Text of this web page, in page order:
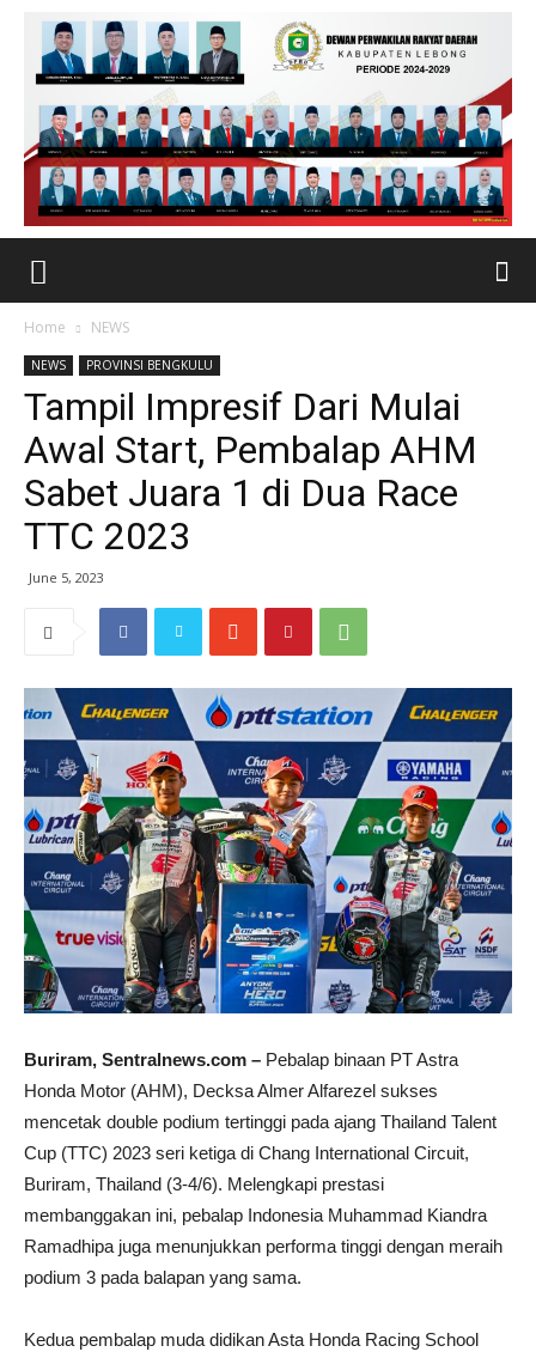
Home NEWS
NEWS PROVINSI BENGKULU
Tampil Impresif Dari Mulai
Awal Start, Pembalap AHM
Sabet Juara 1 di Dua Race
TTC 2023
June 5, 2023
Buriram, Sentralnews.com – Pebalap binaan PT Astra
Honda Motor (AHM), Decksa Almer Alfarezel sukses
mencetak double podium tertinggi pada ajang Thailand Talent
Cup (TTC) 2023 seri ketiga di Chang International Circuit,
Buriram, Thailand (3-4/6). Melengkapi prestasi
membanggakan ini, pebalap Indonesia Muhammad Kiandra
Ramadhipa juga menunjukkan performa tinggi dengan meraih
podium 3 pada balapan yang sama.
Kedua pembalap muda didikan Asta Honda Racing School